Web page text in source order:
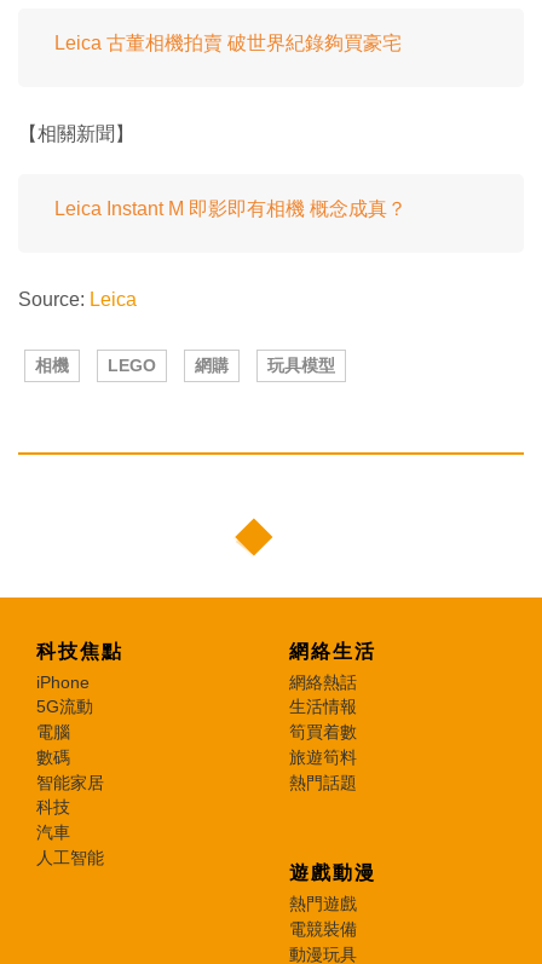
Leica 古董相機拍賣 破世界紀錄夠買豪宅
【相關新聞】
Leica Instant M 即影即有相機 概念成真？
Source: Leica
相機 LEGO 網購 玩具模型
科技焦點
iPhone
5G流動
電腦
數碼
智能家居
科技
汽車
人工智能
網絡生活
網絡熱話
生活情報
筍買着數
旅遊筍料
熱門話題
遊戲動漫
熱門遊戲
電競裝備
動漫玩具